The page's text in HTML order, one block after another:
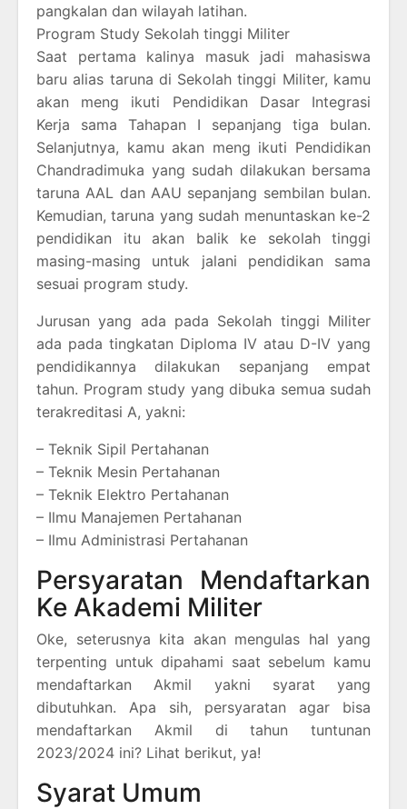
pangkalan dan wilayah latihan.
Program Study Sekolah tinggi Militer
Saat pertama kalinya masuk jadi mahasiswa
baru alias taruna di Sekolah tinggi Militer, kamu
akan meng ikuti Pendidikan Dasar Integrasi
Kerja sama Tahapan I sepanjang tiga bulan.
Selanjutnya, kamu akan meng ikuti Pendidikan
Chandradimuka yang sudah dilakukan bersama
taruna AAL dan AAU sepanjang sembilan bulan.
Kemudian, taruna yang sudah menuntaskan ke-2
pendidikan itu akan balik ke sekolah tinggi
masing-masing untuk jalani pendidikan sama
sesuai program study.
Jurusan yang ada pada Sekolah tinggi Militer
ada pada tingkatan Diploma IV atau D-IV yang
pendidikannya dilakukan sepanjang empat
tahun. Program study yang dibuka semua sudah
terakreditasi A, yakni:
– Teknik Sipil Pertahanan
– Teknik Mesin Pertahanan
– Teknik Elektro Pertahanan
– Ilmu Manajemen Pertahanan
– Ilmu Administrasi Pertahanan
Persyaratan Mendaftarkan
Ke Akademi Militer
Oke, seterusnya kita akan mengulas hal yang
terpenting untuk dipahami saat sebelum kamu
mendaftarkan Akmil yakni syarat yang
dibutuhkan. Apa sih, persyaratan agar bisa
mendaftarkan Akmil di tahun tuntunan
2023/2024 ini? Lihat berikut, ya!
Syarat Umum